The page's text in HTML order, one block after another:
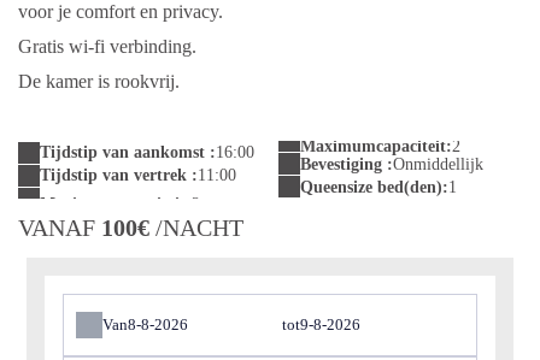
voor je comfort en privacy.
Gratis wi-fi verbinding.
De kamer is rookvrij.
Tijdstip van aankomst :16:00
Tijdstip van vertrek :11:00
Maximumcapaciteit:2
Bevestiging :Onmiddellijk
Queensize bed(den):1
VANAF 100€ /NACHT
Van tot